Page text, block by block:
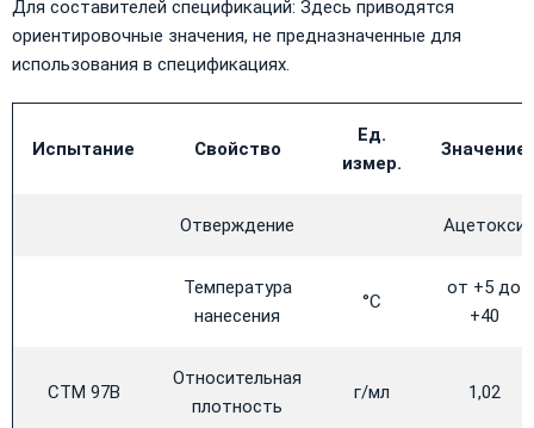
Для составителей спецификаций: Здесь приводятся
ориентировочные значения, не предназначенные для
использования в спецификациях.
Испытание Свойство
Ед.
измер.
Значение
Отверждение Ацетокси
Температура
нанесения
°C
от +5 до
+40
CTM 97B
Относительная
плотность
г/мл 1,02